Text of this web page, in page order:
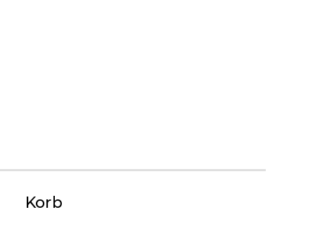
DATENSCHUTZ
Korb